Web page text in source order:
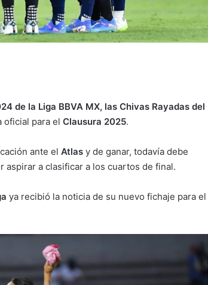
de la Liga BBVA MX, las Chivas Rayadas del
oficial para el Clausura 2025.
ante el Atlas y de ganar, todavía debe
aspirar a clasificar a los cuartos de final.
ya recibió la noticia de su nuevo fichaje para el